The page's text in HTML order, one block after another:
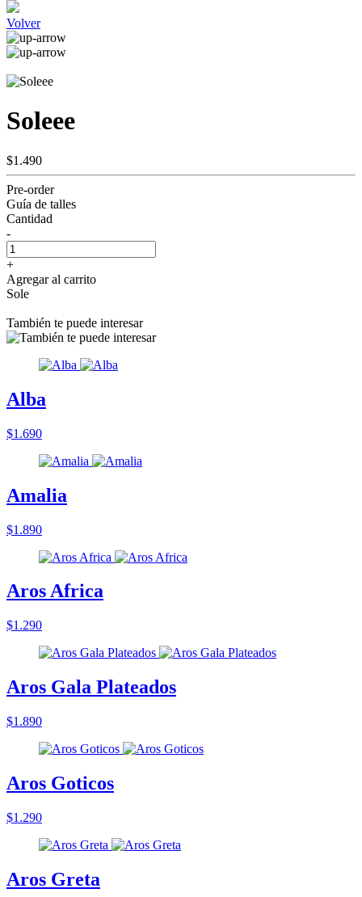
Volver
Soleee
$1.490
Pre-order
Guía de talles
Cantidad
-
+
Agregar al carrito
Sole
También te puede interesar
Alba
$1.690
Amalia
$1.890
Aros Africa
$1.290
Aros Gala Plateados
$1.890
Aros Goticos
$1.290
Aros Greta